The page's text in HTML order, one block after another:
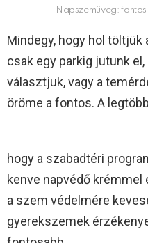
Napszemüveg: fontos
Mindegy, hogy hol töltjük
csak egy parkig jutunk
választjuk, vagy a
öröme a fontos. A
hogy a szabadtéri
kenve napvédő krémmel
a szem védelmére
gyerekszemek